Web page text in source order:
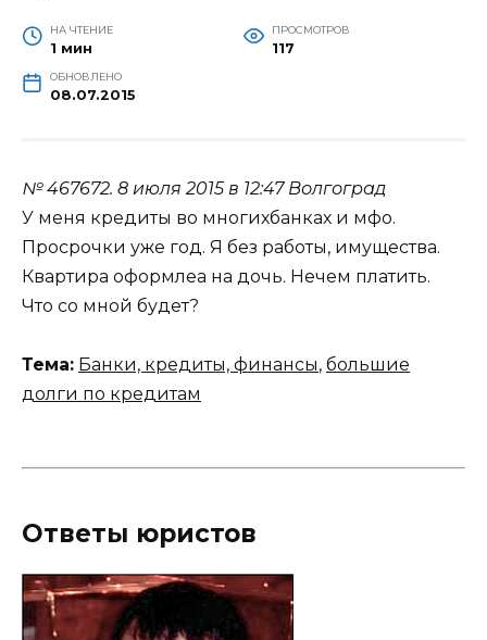
НА ЧТЕНИЕ
1 мин
ПРОСМОТРОВ
117
ОБНОВЛЕНО
08.07.2015
№ 467672. 8 июля 2015 в 12:47 Волгоград
У меня кредиты во многихбанках и мфо.
Просрочки уже год. Я без работы, имущества.
Квартира оформлеа на дочь. Нечем платить.
Что со мной будет?
Тема: Банки, кредиты, финансы, большие
долги по кредитам
Ответы юристов